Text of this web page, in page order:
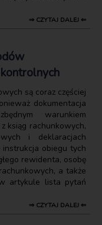
⇒ CZYTAJ DALEJ ⇐
są coraz częściej
dokumentacja
warunkiem
ksiąg rachunkowych,
i deklaracjach
obiegu tych
rewidenta, osobę
a także
artykule lista pytań
⇒ CZYTAJ DALEJ ⇐